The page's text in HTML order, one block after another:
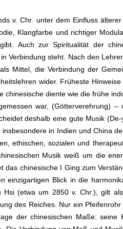
Chr. unter dem Einfluss älterer
Klangfarbe und richtiger
Auch zur Spiritualität der
Verbindung steht. Nach den
Mittel, die Verbindung der
wider. Früheste
diente wie die frühe
war, (Götterverehrung) –
deshalb eine gute Musik (De-
in Indien und China
ethischen, sozialen und
Musik weiß um die
chinesische I Ging zum
einzigartigen Blick in die
Hsi (etwa um 2850 v. Chr.), gilt
des Reiches. Nur ein
der chinesischen Maße: seine